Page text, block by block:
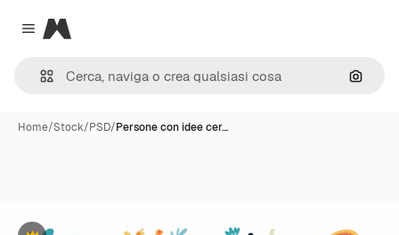
Close menu
Magnific
Cerca
Home/Stock/PSD/Persone con idee cer…